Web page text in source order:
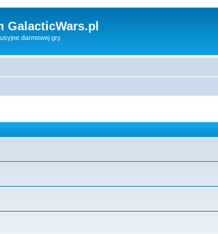
GalacticWars.pl
darmowej gry